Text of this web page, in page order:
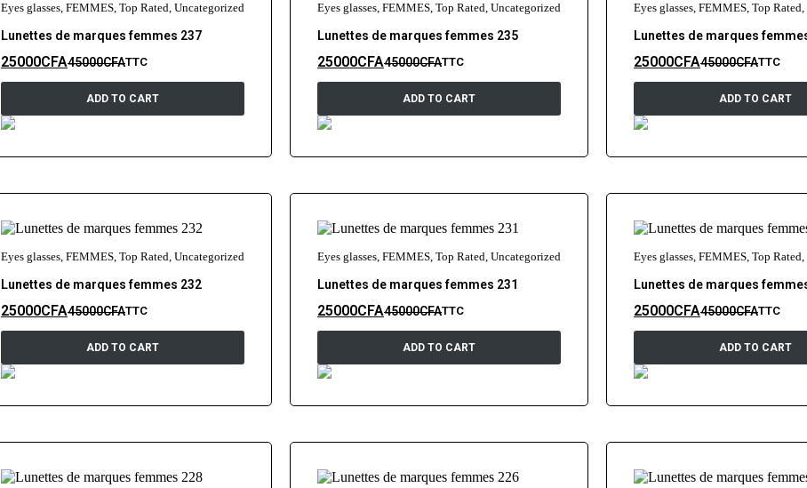
Eyes glasses, FEMMES, Top Rated, Uncategorized
Lunettes de marques femmes 237
45000CFA
25000CFA TTC
ADD TO CART
Eyes glasses, FEMMES, Top Rated, Uncategorized
Lunettes de marques femmes 235
45000CFA
25000CFA TTC
ADD TO CART
Eyes glasses, FEMMES, Top Rated,
Lunettes de marques
45000CFA
25000CFA TTC
ADD TO CART
Eyes glasses, FEMMES, Top Rated, Uncategorized
Lunettes de marques femmes 232
45000CFA
25000CFA TTC
ADD TO CART
Eyes glasses, FEMMES, Top Rated, Uncategorized
Lunettes de marques femmes 231
45000CFA
25000CFA TTC
ADD TO CART
Eyes glasses, FEMMES, Top Rated,
Lunettes de marques
45000CFA
25000CFA TTC
ADD TO CART